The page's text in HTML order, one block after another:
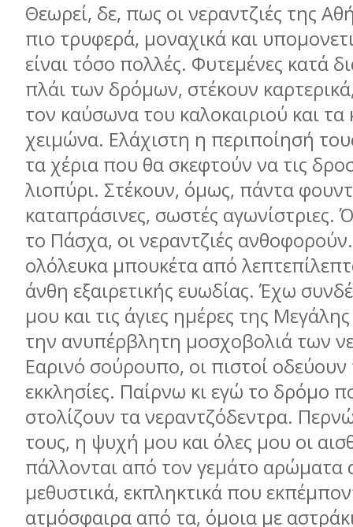
Θεωρεί, δε, πως οι νεραντζιές της
πιο τρυφερά, μοναχικά και
είναι τόσο πολλές. Φυτεμένες κατά
πλάι των δρόμων, στέκουν
τον καύσωνα του καλοκαιριού και τα
χειμώνα. Ελάχιστη η περιποίησή
τα χέρια που θα σκεφτούν να τις
λιοπύρι. Στέκουν, όμως, πάντα
καταπράσινες, σωστές αγωνίστριες.
το Πάσχα, οι νεραντζιές
ολόλευκα μπουκέτα από
άνθη εξαιρετικής ευωδίας. Έχω
μου και τις άγιες ημέρες της
την ανυπέρβλητη μοσχοβολιά των
Εαρινό σούρουπο, οι πιστοί οδεύουν
εκκλησίες. Παίρνω κι εγώ το δρόμο
στολίζουν τα νεραντζόδεντρα.
τους, η ψυχή μου και όλες μου οι
πάλλονται από τον γεμάτο
μεθυστικά, εκπληκτικά που
ατμόσφαιρα από τα, όμοια με